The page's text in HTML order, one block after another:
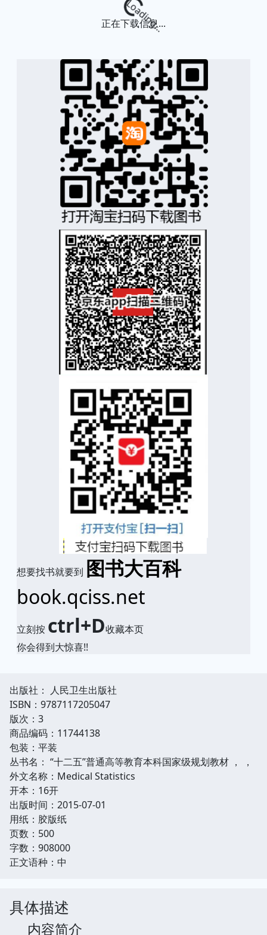
正在下载信息...
想要找书就要到 图书大百科
book.qciss.net
立刻按 ctrl+D收藏本页
你会得到大惊喜!!
出版社： 人民卫生出版社
ISBN：9787117205047
版次：3
商品编码：11744138
包装：平装
丛书名： “十二五”普通高等教育本科国家级规划教材 ， ，
外文名称：Medical Statistics
开本：16开
出版时间：2015-07-01
用纸：胶版纸
页数：500
字数：908000
正文语种：中
具体描述
内容简介